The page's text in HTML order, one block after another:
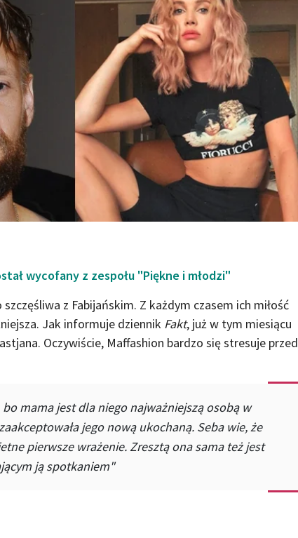
wycofany z zespołu "Piękne i młodzi"
z Fabijańskim. Z każdym czasem ich miłość
Jak informuje dziennik Fakt, już w tym miesiącu
Oczywiście, Maffashion bardzo się stresuje przed
mama jest dla niego najważniejszą osobą w
jego nową ukochaną. Seba wie, że
pierwsze wrażenie. Zresztą ona sama też jest
ją spotkaniem"